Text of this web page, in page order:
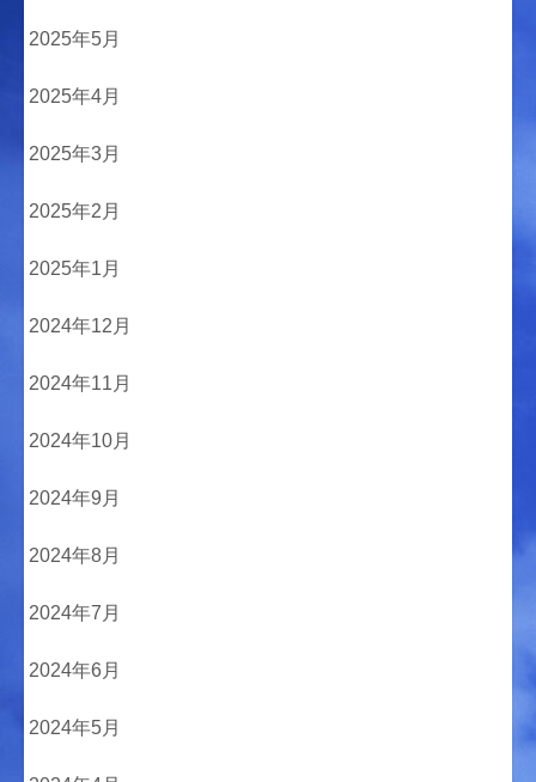
2025年5月
2025年4月
2025年3月
2025年2月
2025年1月
2024年12月
2024年11月
2024年10月
2024年9月
2024年8月
2024年7月
2024年6月
2024年5月